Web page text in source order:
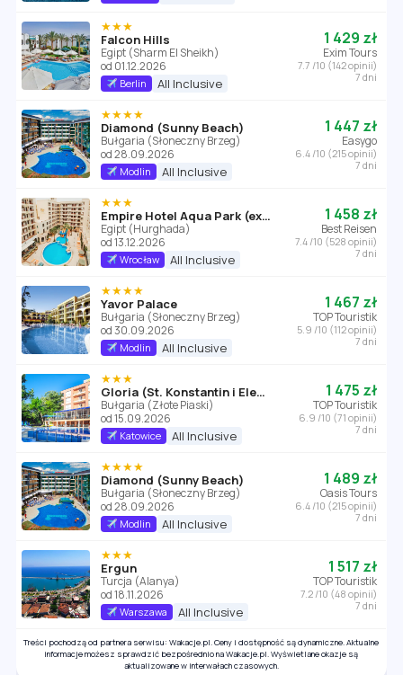
★★★
Falcon Hills
Egipt (Sharm El Sheikh)
od 01.12.2026
Berlin All Inclusive
1 429 zł
Exim Tours
7.7 /10 (142 opinii)
7 dni
★★★★
Diamond (Sunny Beach)
Bułgaria (Słoneczny Brzeg)
od 28.09.2026
Modlin All Inclusive
1 447 zł
Easygo
6.4 /10 (215 opinii)
7 dni
★★★
Empire Hotel Aqua Park (ex. Triton Empire Hotel Hurghada)
Egipt (Hurghada)
od 13.12.2026
Wrocław All Inclusive
1 458 zł
Best Reisen
7.4 /10 (528 opinii)
7 dni
★★★★
Yavor Palace
Bułgaria (Słoneczny Brzeg)
od 30.09.2026
Modlin All Inclusive
1 467 zł
TOP Touristik
5.9 /10 (112 opinii)
7 dni
★★★
Gloria (St. Konstantin i Elena)
Bułgaria (Złote Piaski)
od 15.09.2026
Katowice All Inclusive
1 475 zł
TOP Touristik
6.9 /10 (71 opinii)
7 dni
★★★★
Diamond (Sunny Beach)
Bułgaria (Słoneczny Brzeg)
od 28.09.2026
Modlin All Inclusive
1 489 zł
Oasis Tours
6.4 /10 (215 opinii)
7 dni
★★★
Ergun
Turcja (Alanya)
od 18.11.2026
Warszawa All Inclusive
1 517 zł
TOP Touristik
7.2 /10 (48 opinii)
7 dni
Treści pochodzą od partnera serwisu: Wakacje.pl. Ceny i dostępność są dynamiczne. Aktualne
informacje możesz sprawdzić bezpośrednio na Wakacje.pl. Wyświetlane okazje są
aktualizowane w interwałach czasowych.